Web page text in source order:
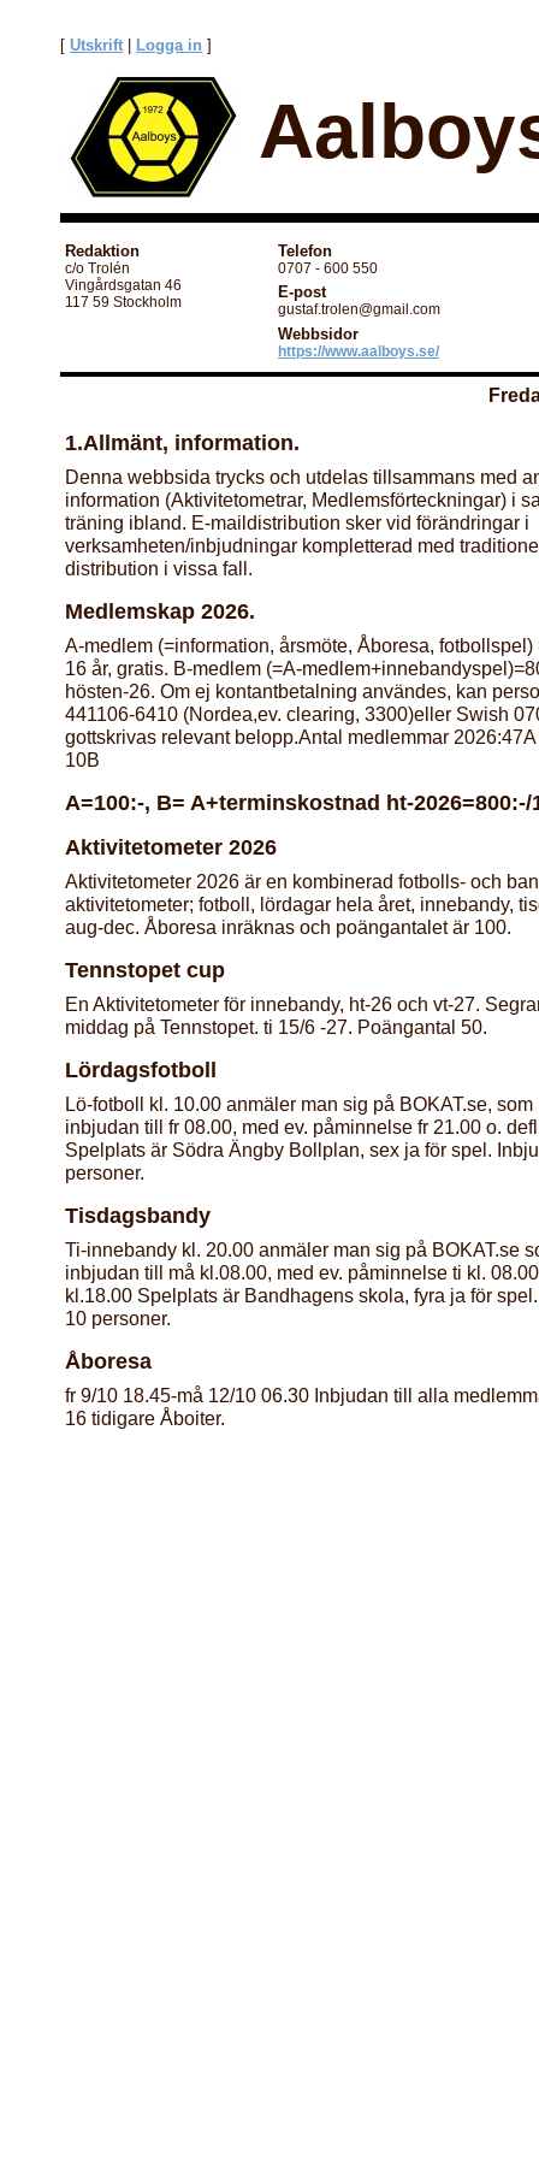
[ Utskrift Logga in ]
Redaktion
c/o Trolén
Vingårdsgatan 46
117 59 Stockholm
Telefon
0707 - 600 550
E-post
gustaf.trolen@gmail.com
Webbsidor
https://www.aalboys.se/
1.Allmänt, information.
Denna webbsida trycks och utdelas tillsammans med
information (Aktivitetometrar, Medlemsförteckningar) i
träning ibland. E-maildistribution sker vid förändringar i
verksamheten/inbjudningar kompletterad med
distribution i vissa fall.
Medlemskap 2026.
A-medlem (=information, årsmöte, Åboresa,
16 år, gratis. B-medlem (=A-
hösten-26. Om ej kontantbetalning användes, kan
441106-6410 (Nordea,ev. clearing, 3300)eller Swish
gottskrivas relevant belopp.Antal medlemmar 2026:47A
10B
A=100:-, B= A+terminskostnad ht-2026=800:-/
Aktivitetometer 2026
Aktivitetometer 2026 är en kombinerad fotbolls- och
aktivitetometer; fotboll, lördagar hela året, innebandy,
aug-dec. Åboresa inräknas och poängantalet är 100.
Tennstopet cup
En Aktivitetometer för innebandy, ht-26 och vt-27.
middag på Tennstopet. ti 15/6 -27. Poängantal 50.
Lördagsfotboll
Lö-fotboll kl. 10.00 anmäler man sig på BOKAT.se, som
inbjudan till fr 08.00, med ev. påminnelse fr 21.00 o.
Spelplats är Södra Ängby Bollplan, sex ja för spel.
personer.
Tisdagsbandy
Ti-innebandy kl. 20.00 anmäler man sig på BOKAT.se
inbjudan till må kl.08.00, med ev. påminnelse ti kl.
kl.18.00 Spelplats är Bandhagens skola, fyra ja för
10 personer.
Åboresa
fr 9/10 18.45-må 12/10 06.30 Inbjudan till alla
16 tidigare Åboiter.